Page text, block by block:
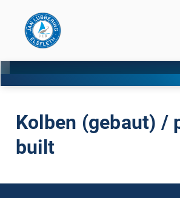
Kolben (gebaut) /
built